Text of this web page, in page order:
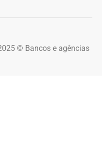
© Bancos e agências